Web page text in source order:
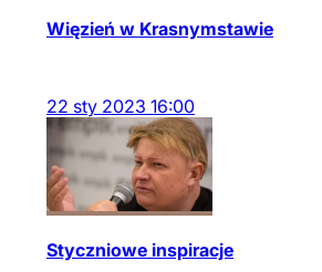
Więzień w Krasnymstawie
22 sty 2023 16:00
Styczniowe inspiracje